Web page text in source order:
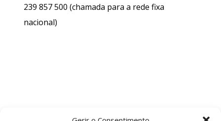
239 857 500 (chamada para a rede fixa
nacional)